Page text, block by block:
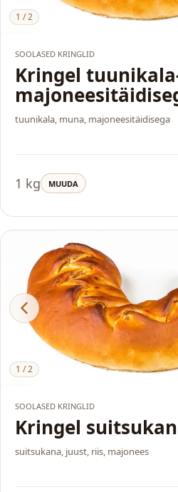
1 /2
SOOLASED KRINGLID
Kringel
tuunikala, muna, majoneesitäidisega
1 kg MUUDA
1 /2
SOOLASED KRINGLID
Kringel
suitsukana, juust, riis, majonees